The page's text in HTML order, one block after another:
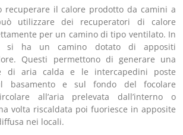
recuperare il calore prodotto da camini a
utilizzare dei recuperatori di calore
per un camino di tipo ventilato. In
si ha un camino dotato di appositi
Questi permettono di generare una
di aria calda e le intercapedini poste
basamento e sul fondo del focolare
all’aria prelevata dall’interno o
volta riscaldata poi fuoriesce in apposite
nei locali.